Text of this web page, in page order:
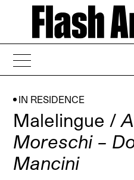
IN RESIDENCE
Malelingue /
Moreschi –
Mancini